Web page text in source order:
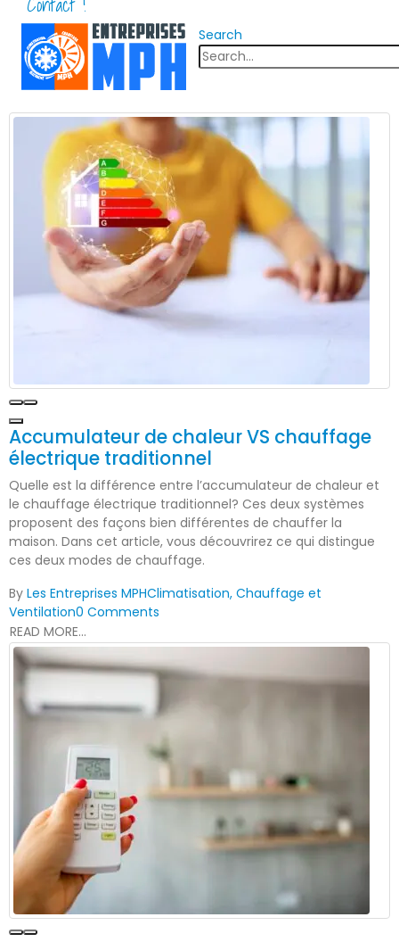
Search
Accumulateur de chaleur VS chauffage
électrique traditionnel
Quelle est la différence entre l’accumulateur de chaleur et
le chauffage électrique traditionnel? Ces deux systèmes
proposent des façons bien différentes de chauffer la
maison. Dans cet article, vous découvrirez ce qui distingue
ces deux modes de chauffage.
By Les Entreprises MPHClimatisation, Chauffage et
Ventilation0 Comments
READ MORE...